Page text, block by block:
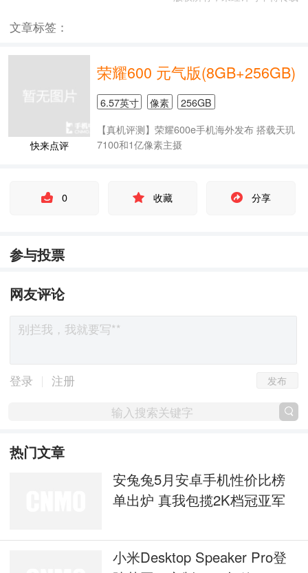
文章标签：
快来点评
荣耀600 元气版(8GB+256GB)
6.57英寸 像素
256GB
【真机评测】荣耀600e手机海外发布 搭载天玑
7100和1亿像素主摄
0 收藏 分享
参与投票
网友评论
登录 注册 发布
热门文章
安兔兔5月安卓手机性价比榜
单出炉 真我包揽2K档冠亚军
小米Desktop Speaker Pro登